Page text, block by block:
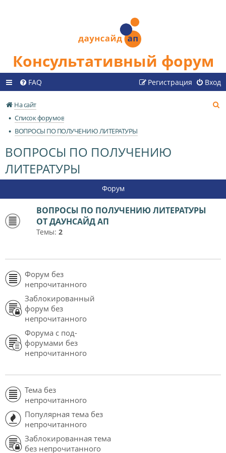
Консультативный форум
FAQ Вход
Регистрация
На сайт
Список форумов
ВОПРОСЫ ПО ПОЛУЧЕНИЮ ЛИТЕРАТУРЫ
ВОПРОСЫ ПО ПОЛУЧЕНИЮ
ЛИТЕРАТУРЫ
Форум
ВОПРОСЫ ПО ПОЛУЧЕНИЮ ЛИТЕРАТУРЫ
ОТ ДАУНСАЙД АП
Темы: 2
Форум без
непрочитанного
Заблокированный
форум без
непрочитанного
Форума с под-
форумами без
непрочитанного
Тема без
непрочитанного
Популярная тема без
непрочитанного
Заблокированная тема
без непрочитанного